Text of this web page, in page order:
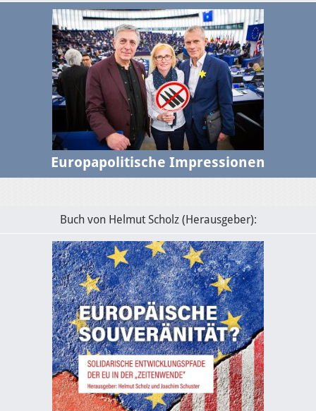
Europapolitische Impressionen
Buch von Helmut Scholz (Herausgeber):